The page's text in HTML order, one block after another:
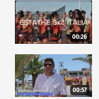
00:26
00:57